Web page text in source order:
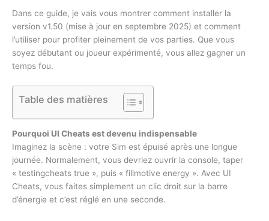
Dans ce guide, je vais vous montrer comment installer la
version v1.50 (mise à jour en septembre 2025) et comment
l’utiliser pour profiter pleinement de vos parties. Que vous
soyez débutant ou joueur expérimenté, vous allez gagner un
temps fou.
Table des matières
Pourquoi UI Cheats est devenu indispensable
Imaginez la scène : votre Sim est épuisé après une longue
journée. Normalement, vous devriez ouvrir la console, taper
« testingcheats true », puis « fillmotive energy ». Avec UI
Cheats, vous faites simplement un clic droit sur la barre
d’énergie et c’est réglé en une seconde.